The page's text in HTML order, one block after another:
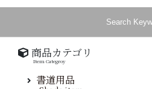
商品カテゴリ
Item Categroy
書道用品